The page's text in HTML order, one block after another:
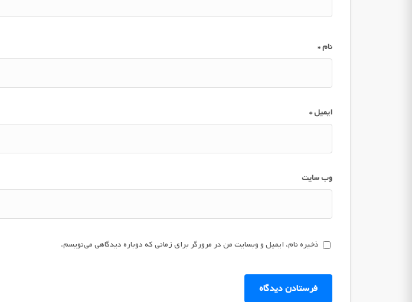
نام*
ایمیل*
وب‌ سایت
ذخیره نام، ایمیل و وبسایت من در مرورگر برای زمانی که دوباره دیدگاهی می‌نویسم.